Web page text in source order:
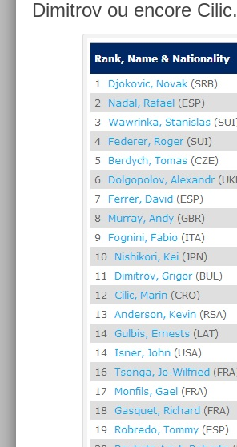
Di­mit­rov ou en­core Cilic.